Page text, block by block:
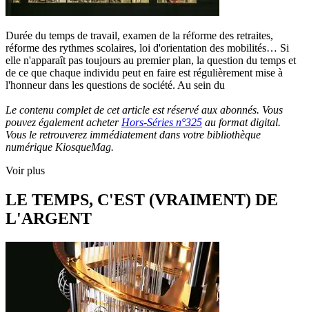
Durée du temps de travail, examen de la réforme des retraites,
réforme des rythmes scolaires, loi d'orientation des mobilités… Si
elle n'apparaît pas toujours au premier plan, la question du temps et
de ce que chaque individu peut en faire est régulièrement mise à
l'honneur dans les questions de société. Au sein du
Le contenu complet de cet article est réservé aux abonnés. Vous
pouvez également acheter Hors-Séries n°325 au format digital.
Vous le retrouverez immédiatement dans votre bibliothèque
numérique KiosqueMag.
Voir plus
LE TEMPS, C'EST (VRAIMENT) DE
L'ARGENT